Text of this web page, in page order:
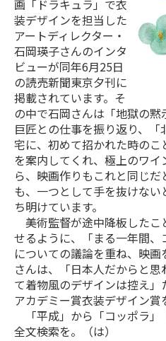
画「ドラキュラ」で衣
装デザインを担当した
アートディレクター・
石岡瑛子さんのインタ
ビューが同年6月25日
の読売新聞東京夕刊に
掲載されています。そ
の中で石岡さんは「地獄の
巨匠との仕事を振り返り、
宅に、初めて招かれた時の
を案内してくれ、極上のワ
ら、映画作りもこれと同じだ
も、一つとして手を抜けな
ち明けています。
美術監督が途中降板したこ
せるように、「まる一年間
についての議論を重ね、映
さんは、「日本人だからと
て着物風のデザインは控え
アカデミー賞衣装デザイン賞
「平成」から「コッポラ」
全文検索を。（は）